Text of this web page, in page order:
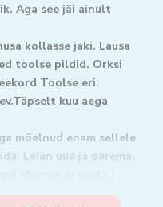
Aga see jäi ainult
kollasse jaki. Lausa
toolse pildid. Orksi
Toolse eri.
kuu aega
mõelnud enam sellele
Leian uue ja parema,